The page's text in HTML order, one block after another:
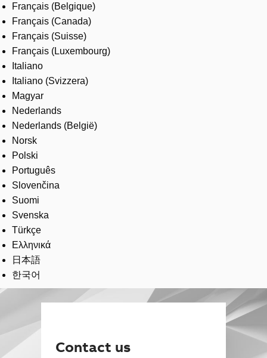
Français (Belgique)
Français (Canada)
Français (Suisse)
Français (Luxembourg)
Italiano
Italiano (Svizzera)
Magyar
Nederlands
Nederlands (België)
Norsk
Polski
Português
Slovenčina
Suomi
Svenska
Türkçe
Ελληνικά
日本語
한국어
Contact us